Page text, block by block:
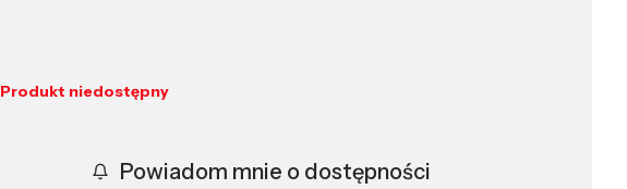
Produkt niedostępny
Powiadom mnie o dostępności